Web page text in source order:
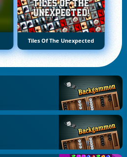
Tiles Of The Unexpected